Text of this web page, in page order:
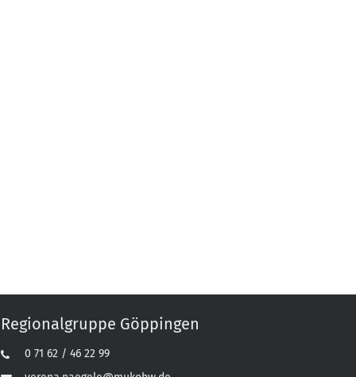
Regionalgruppe Göppingen
0 71 62 / 46 22 99